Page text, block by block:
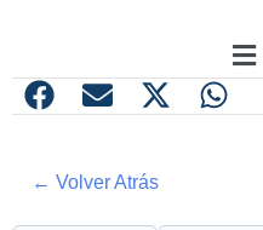
← Volver Atrás